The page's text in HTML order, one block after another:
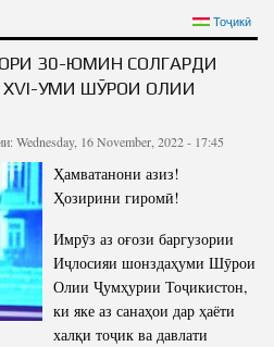
Тоҷикӣ
30-ЮМИН СОЛГАРДИ
XVI-УМИ ШӮРОИ ОЛИИ
Wednesday, 16 November, 2022 - 17:45
Ҳамватанони азиз!
Ҳозирини гиромӣ!
Имрӯз аз оғози баргузории
Иҷлосияи шонздаҳуми Шӯрои
Олии Ҷумҳурии Тоҷикистон,
ки яке аз санаҳои дар ҳаёти
халқи тоҷик ва давлати